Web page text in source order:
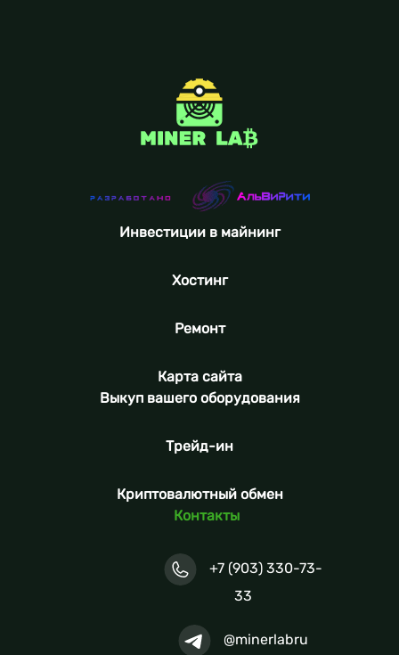
Инвестиции в майнинг
Хостинг
Ремонт
Карта сайта
Выкуп вашего оборудования
Трейд-ин
Криптовалютный обмен
Контакты
+7 (903) 330-73-
33
@minerlabru